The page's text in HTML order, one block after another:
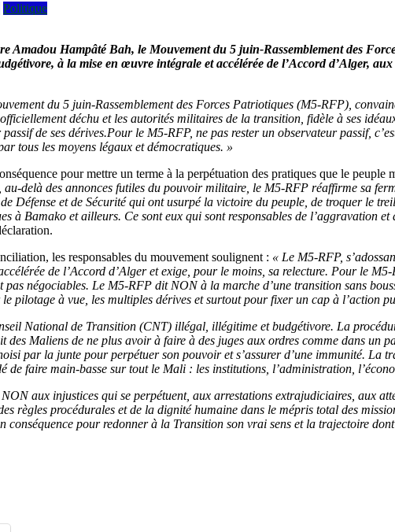
Politique
Amadou Hampâté Bah, le Mouvement du 5 juin-Rassemblement des
à la mise en œuvre intégrale et accélérée de l’Accord d’Alger,
du 5 juin-Rassemblement des Forces Patriotiques (M5-RFP),
déchu et les autorités militaires de la transition, fidèle à ses
de ses dérives.Pour le M5-RFP, ne pas rester un observateur passif,
tous les moyens légaux et démocratiques. »
pour mettre un terme à la perpétuation des pratiques que le peuple
au-delà des annonces futiles du pouvoir militaire, le M5-RFP réaffirme sa
Défense et de Sécurité qui ont usurpé la victoire du peuple, de troquer le
à Bamako et ailleurs. Ce sont eux qui sont responsables de l’aggravation
les responsables du mouvement soulignent : « Le M5-RFP,
de l’Accord d’Alger et exige, pour le moins, sa relecture. Pour le
négociables. Le M5-RFP dit NON à la marche d’une transition sans
pilotage à vue, les multiples dérives et surtout pour fixer un cap à l’action
National de Transition (CNT) illégal, illégitime et budgétivore. La
des Maliens de ne plus avoir à faire à des juges aux ordres comme dans
par la junte pour perpétuer son pouvoir et s’assurer d’une immunité. La
de faire main-basse sur tout le Mali : les institutions, l’administration,
aux injustices qui se perpétuent, aux arrestations extrajudiciaires, aux
règles procédurales et de la dignité humaine dans le mépris total des
pour redonner à la Transition son vrai sens et la trajectoire